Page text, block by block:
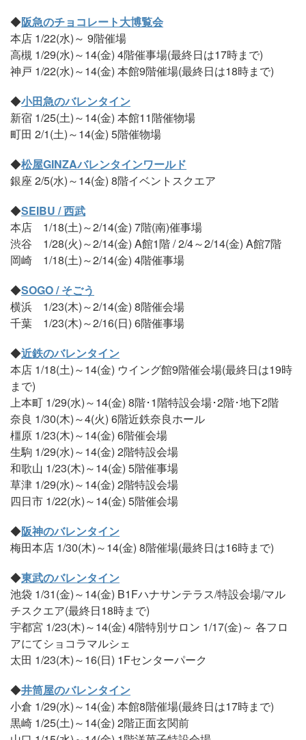
◆阪急のチョコレート大博覧会
本店 1/22(水)～ 9階催場
高槻 1/29(水)～14(金) 4階催事場(最終日は17時まで)
神戸 1/22(水)～14(金) 本館9階催場(最終日は18時まで)
◆小田急のバレンタイン
新宿 1/25(土)～14(金) 本館11階催物場
町田 2/1(土)～14(金) 5階催物場
◆松屋GINZAバレンタインワールド
銀座 2/5(水)～14(金) 8階イベントスクエア
◆SEIBU / 西武
本店 1/18(土)～2/14(金) 7階(南)催事場
渋谷 1/28(火)～2/14(金) A館1階 / 2/4～2/14(金) A館7階
岡崎 1/18(土)～2/14(金) 4階催事場
◆SOGO / そごう
横浜 1/23(木)～2/14(金) 8階催会場
千葉 1/23(木)～2/16(日) 6階催事場
◆近鉄のバレンタイン
本店 1/18(土)～14(金) ウイング館9階催会場(最終日は19時
まで)
上本町 1/29(水)～14(金) 8階･1階特設会場･2階･地下2階
奈良 1/30(木)～4(火) 6階近鉄奈良ホール
橿原 1/23(木)～14(金) 6階催会場
生駒 1/29(水)～14(金) 2階特設会場
和歌山 1/23(木)～14(金) 5階催事場
草津 1/29(水)～14(金) 2階特設会場
四日市 1/22(水)～14(金) 5階催会場
◆阪神のバレンタイン
梅田本店 1/30(木)～14(金) 8階催場(最終日は16時まで)
◆東武のバレンタイン
池袋 1/31(金)～14(金) B1Fハナサンテラス/特設会場/マル
チスクエア(最終日18時まで)
宇都宮 1/23(木)～14(金) 4階特別サロン 1/17(金)～ 各フロ
アにてショコラマルシェ
太田 1/23(木)～16(日) 1Fセンターパーク
◆井筒屋のバレンタイン
小倉 1/29(水)～14(金) 本館8階催場(最終日は17時まで)
黒崎 1/25(土)～14(金) 2階正面玄関前